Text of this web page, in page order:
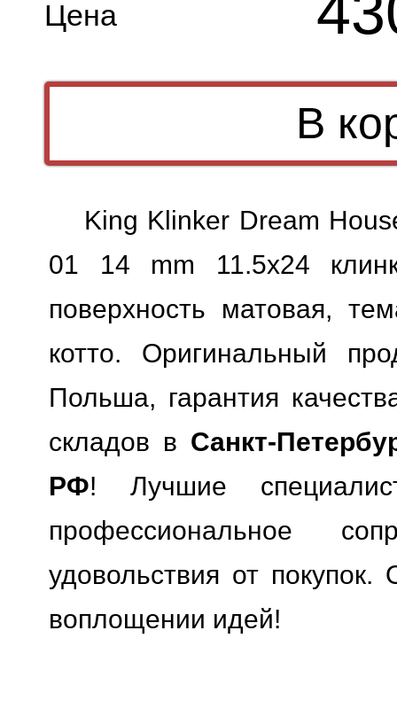
Цена
King Klinker Dream
01 14 mm 11.5x24
поверхность матовая,
котто. Оригинальный
Польша, гарантия
складов в Санкт-
РФ! Лучшие
профессиональное
удовольствия от
воплощении идей!